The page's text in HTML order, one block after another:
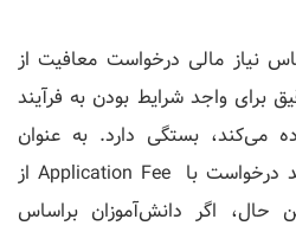
نیاز مالی درخواست معافیت از
برای واجد شرایط بودن به فرآیند
می‌کند، بستگی دارد. به عنوان
مثال، برخی از مدارس فرآیند درخواست با Application Fee از
حال، اگر دانش‌آموزان براساس